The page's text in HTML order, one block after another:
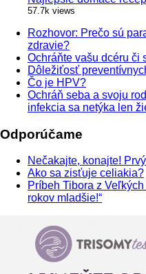
57.7k views
Rozhovor: Prečo sú
zdravie?
Ochráňte vašu dcéru či
Dôležiťosť
Čo je HPV?
Ochráň seba a svoju
infekcia sa netýka len
Odporúčame
Nečakajte, konajte!
Ako sa zisťuje celiakia?
Príbeh Tibora z
rokov mladšie!“